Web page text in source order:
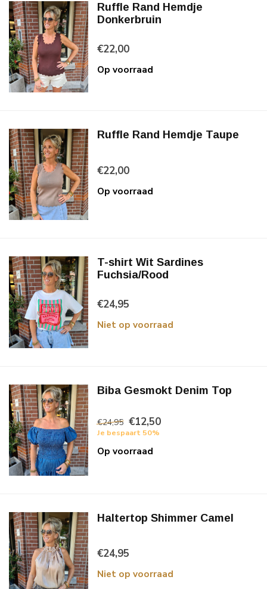
Ruffle Rand Hemdje
Donkerbruin
€22,00
Op voorraad
Ruffle Rand Hemdje Taupe
€22,00
Op voorraad
T-shirt Wit Sardines
Fuchsia/Rood
€24,95
Niet op voorraad
Biba Gesmokt Denim Top
€24,95 €12,50
Je bespaart 50%
Op voorraad
Haltertop Shimmer Camel
€24,95
Niet op voorraad